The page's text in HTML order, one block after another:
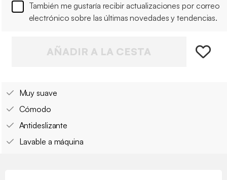
También me gustaría recibir actualizaciones por correo
electrónico sobre las últimas novedades y tendencias.
AÑADIR A LA CESTA
Muy suave
Cómodo
Antideslizante
Lavable a máquina